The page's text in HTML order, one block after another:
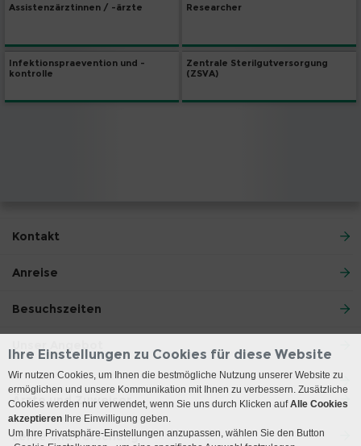
Assistenzärztinnen / -ärzte Researcher
Infektionspraevention und -
kontrolle
Zentrale Sterilgutversorgung
(ZSVA)
Kontakt
Anreise
Besuchszeiten
Ärzte und Zuweiser
Lehre und Forschung
Ihre Einstellungen zu Cookies für diese Website
Wir nutzen Cookies, um Ihnen die bestmögliche Nutzung unserer Website zu
ermöglichen und unsere Kommunikation mit Ihnen zu verbessern. Zusätzliche
Cookies werden nur verwendet, wenn Sie uns durch Klicken aufAlle Cookies
akzeptieren Ihre Einwilligung geben.
Um Ihre Privatsphäre-Einstellungen anzupassen, wählen Sie den Button